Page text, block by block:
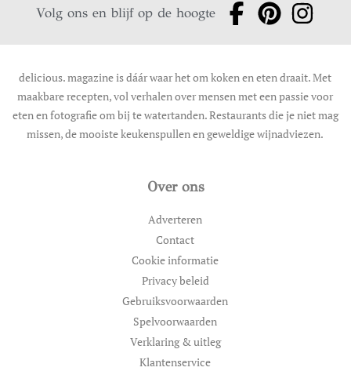
Volg ons en blijf op de hoogte
delicious. magazine is dáár waar het om koken en eten draait. Met
maakbare recepten, vol verhalen over mensen met een passie voor
eten en fotografie om bij te watertanden. Restaurants die je niet mag
missen, de mooiste keukenspullen en geweldige wijnadviezen.
Over ons
Adverteren
Contact
Cookie informatie
Privacy beleid
Gebruiksvoorwaarden
Spelvoorwaarden
Verklaring & uitleg
Klantenservice